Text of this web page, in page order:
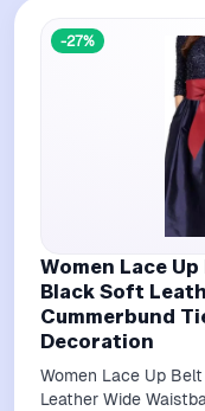
-27%
Women Lace
Black Soft
Cummerbund
Decoration
Women Lace Up
Leather Wide